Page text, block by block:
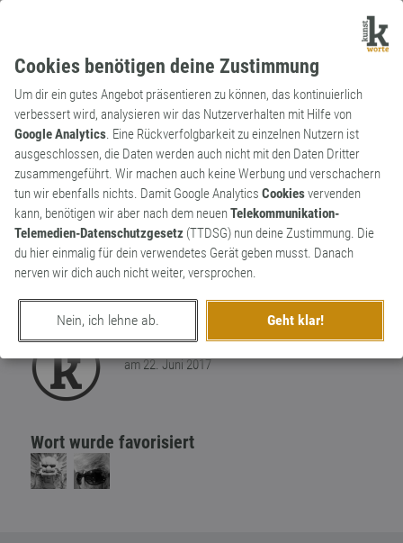
Cookies benötigen deine Zustimmung
Um dir ein gutes Angebot präsentieren zu können, das kontinuierlich
verbessert wird, analysieren wir das Nutzerverhalten mit Hilfe von
Google Analytics. Eine Rückverfolgbarkeit zu einzelnen Nutzern ist
ausgeschlossen, die Daten werden auch nicht mit den Daten Dritter
zusammengeführt. Wir machen auch keine Werbung und verschachern
tun wir ebenfalls nichts. Damit Google Analytics Cookiesvervenden
kann, benötigen wir aber nach dem neuenTelekommunikation-
Telemedien-Datenschutzgesetz (TTDSG) nun deine Zustimmung. Die
du hier einmalig für dein verwendetes Gerät geben musst. Danach
nerven wir dich auch nicht weiter, versprochen.
Nein, ich lehne ab. Geht klar!
Archaismus
Substantiv
Born
Veraltete Bezeichnung für einen Brunnen.
Kommt inzwischen nur noch in Ortsnamen
vor, die auf der Fließgewässerbenennung
erschaffen von
am 22. Juni 2017
Wort wurde favorisiert